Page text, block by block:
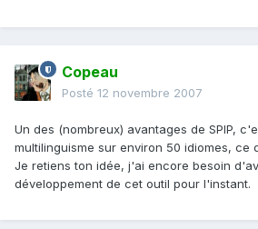
Copeau
Posté 12 novembre 2007
Un des (nombreux) avantages de SPIP,
multilinguisme sur environ 50 idiomes, ce
Je retiens ton idée, j'ai encore besoin
développement de cet outil pour l'instant.